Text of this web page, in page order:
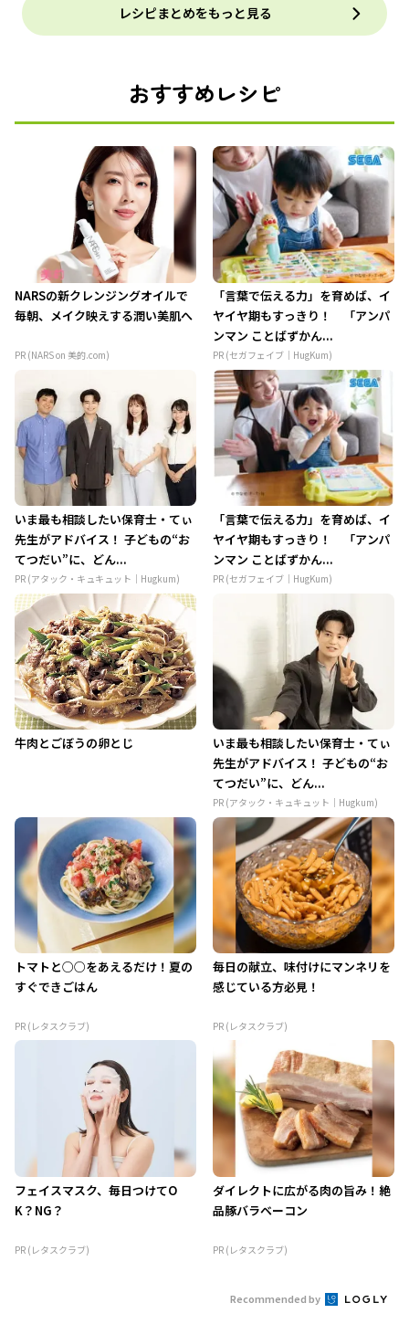
レシピまとめをもっと見る
おすすめレシピ
NARSの新クレンジングオイルで
毎朝、メイク映えする潤い美肌へ
PR (NARS on 美的.com)
「言葉で伝える力」を育めば、イ
ヤイヤ期もすっきり！ 「アンパ
ンマン ことばずかん...
PR (セガフェイブ｜HugKum)
いま最も相談したい保育士・てぃ
先生がアドバイス！ 子どもの“お
てつだい”に、どん...
PR (アタック・キュキュット｜Hugkum)
「言葉で伝える力」を育めば、イ
ヤイヤ期もすっきり！ 「アンパ
ンマン ことばずかん...
PR (セガフェイブ｜HugKum)
牛肉とごぼうの卵とじ
いま最も相談したい保育士・てぃ
先生がアドバイス！ 子どもの“お
てつだい”に、どん...
PR (アタック・キュキュット｜Hugkum)
トマトと○○をあえるだけ！夏の
すぐできごはん
PR (レタスクラブ)
毎日の献立、味付けにマンネリを
感じている方必見！
PR (レタスクラブ)
フェイスマスク、毎日つけてO
K？NG？
PR (レタスクラブ)
ダイレクトに広がる肉の旨み！絶
品豚バラベーコン
PR (レタスクラブ)
Recommended by